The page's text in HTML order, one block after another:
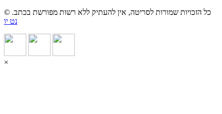
© כל הזכויות שמורות לסריטה, אין להעתיק ללא רשות מפורשת בכתב.
נט יו
×